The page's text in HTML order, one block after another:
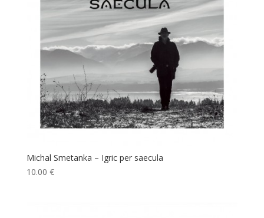
Michal Smetanka – Igric per saecula
10.00 €